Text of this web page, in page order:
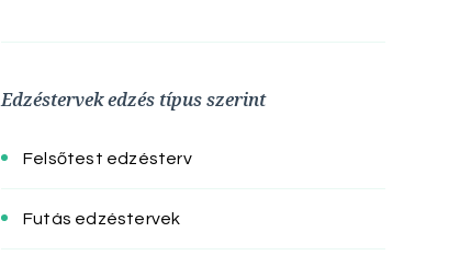
Edzéstervek edzés típus szerint
Felsőtest edzésterv
Futás edzéstervek